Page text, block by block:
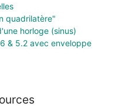
quadrilatère"
horloge (sinus)
& 5.2 avec enveloppe